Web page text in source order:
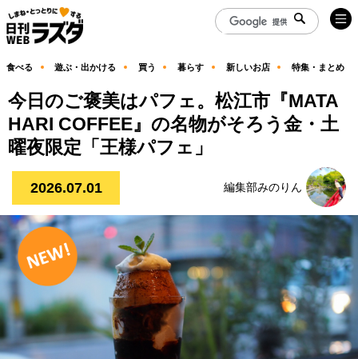
食べる 遊ぶ・出かける 買う 暮らす 新しいお店 特集・まとめ
今日のご褒美はパフェ。松江市『MATA
HARI COFFEE』の名物がそろう金・土
曜夜限定「王様パフェ」
2026.07.01 編集部みのりん